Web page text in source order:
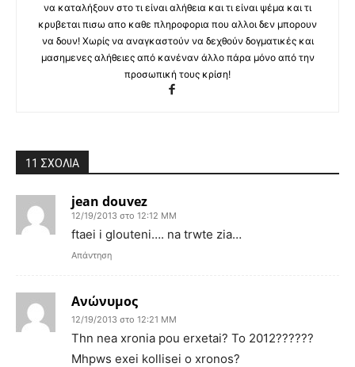
να καταλήξουν στο τι είναι αλήθεια και τι είναι ψέμα και τι
κρυβεται πισω απο καθε πληροφορια που αλλοι δεν μπορουν
να δουν! Χωρίς να αναγκαστούν να δεχθούν δογματικές και
μασημενες αλήθειες από κανέναν άλλο πάρα μόνο από την
προσωπική τους κρίση!
11 ΣΧΟΛΙΑ
jean douvez
12/19/2013 στο 12:12 ΜΜ
ftaei i glouteni…. na trwte zia…
Απάντηση
Ανώνυμος
12/19/2013 στο 12:21 ΜΜ
Thn nea xronia pou erxetai? To 2012??????
Mhpws exei kollisei o xronos?